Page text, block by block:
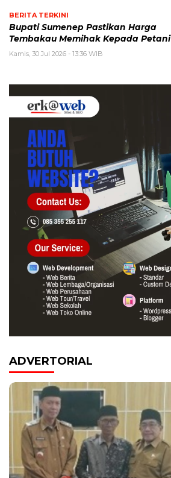
BERITA TERKINI
Bupati Sumenep Pastikan Harga
Tembakau Memihak Kepada Petani
Kamis, 30 Jul 2026 - 13:36 WIB
ADVERTORIAL